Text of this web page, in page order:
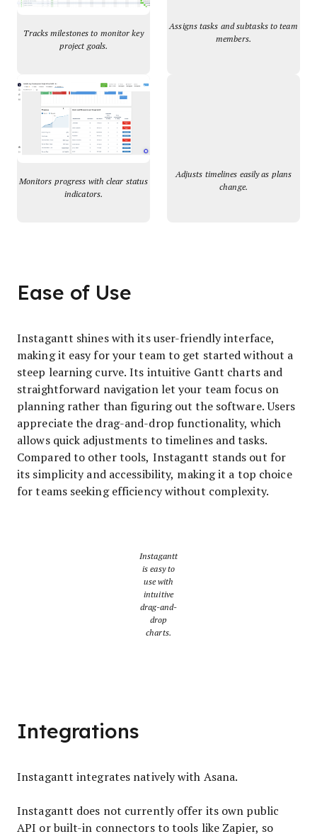
Tracks milestones to monitor key
project goals.
Assigns tasks and subtasks to team
members.
Monitors progress with clear status
indicators.
Adjusts timelines easily as plans
change.
Ease of Use
Instagantt shines with its user-friendly interface,
making it easy for your team to get started without a
steep learning curve. Its intuitive Gantt charts and
straightforward navigation let your team focus on
planning rather than figuring out the software. Users
appreciate the drag-and-drop functionality, which
allows quick adjustments to timelines and tasks.
Compared to other tools, Instagantt stands out for
its simplicity and accessibility, making it a top choice
for teams seeking efficiency without complexity.
Instagantt
is easy to
use with
intuitive
drag-and-
drop
charts.
Integrations
Instagantt integrates natively with Asana.
Instagantt does not currently offer its own public
API or built-in connectors to tools like Zapier, so